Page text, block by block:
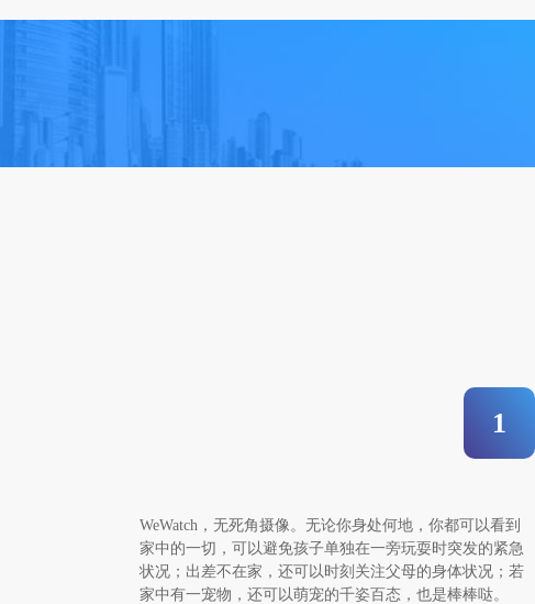
1
WeWatch，无死角摄像。无论你身处何地，你都可以看到
家中的一切，可以避免孩子单独在一旁玩耍时突发的紧急
状况；出差不在家，还可以时刻关注父母的身体状况；若
家中有一宠物，还可以萌宠的千姿百态，也是棒棒哒。